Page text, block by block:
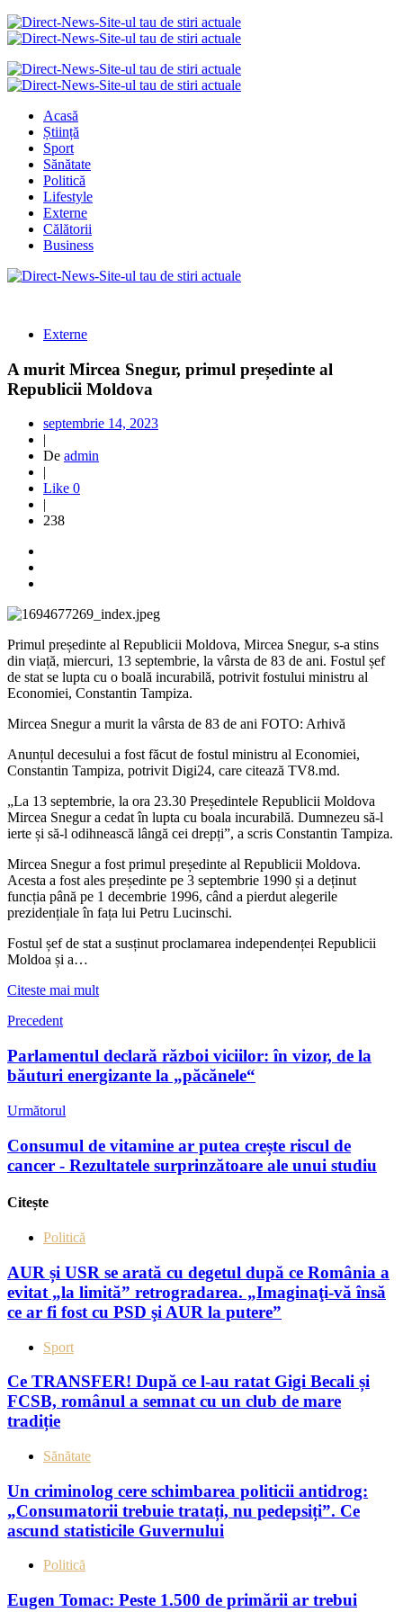
Acasă
Știință
Sport
Sănătate
Politică
Lifestyle
Externe
Călătorii
Business
Externe
A murit Mircea Snegur, primul președinte al
Republicii Moldova
septembrie 14, 2023
|
De admin
|
Like 0
|
238
Primul președinte al Republicii Moldova, Mircea Snegur, s-a stins
din viață, miercuri, 13 septembrie, la vârsta de 83 de ani. Fostul șef
de stat se lupta cu o boală incurabilă, potrivit fostului ministru al
Economiei, Constantin Tampiza.
Mircea Snegur a murit la vârsta de 83 de ani FOTO: Arhivă
Anunțul decesului a fost făcut de fostul ministru al Economiei,
Constantin Tampiza, potrivit Digi24, care citează TV8.md.
„La 13 septembrie, la ora 23.30 Președintele Republicii Moldova
Mircea Snegur a cedat în lupta cu boala incurabilă. Dumnezeu să-l
ierte și să-l odihnească lângă cei drepți”, a scris Constantin Tampiza.
Mircea Snegur a fost primul președinte al Republicii Moldova.
Acesta a fost ales președinte pe 3 septembrie 1990 și a deținut
funcția până pe 1 decembrie 1996, când a pierdut alegerile
prezidențiale în fața lui Petru Lucinschi.
Fostul șef de stat a susținut proclamarea independenței Republicii
Moldoa și a…
Citeste mai mult
Precedent
Parlamentul declară război viciilor: în vizor, de la
băuturi energizante la „păcănele“
Următorul
Consumul de vitamine ar putea crește riscul de
cancer - Rezultatele surprinzătoare ale unui studiu
Citește
Politică
AUR și USR se arată cu degetul după ce România a
evitat „la limită” retrogradarea. „Imaginaţi-vă însă
ce ar fi fost cu PSD şi AUR la putere”
Sport
Ce TRANSFER! După ce l-au ratat Gigi Becali și
FCSB, românul a semnat cu un club de mare
tradiție
Sănătate
Un criminolog cere schimbarea politicii antidrog:
„Consumatorii trebuie tratați, nu pedepsiți”. Ce
ascund statisticile Guvernului
Politică
Eugen Tomac: Peste 1.500 de primării ar trebui